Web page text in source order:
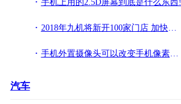
手机上用的2.5D屏幕到底是什么东西!
2018年九机将新开100家门店 加快布局全国化进程!
手机外置摄像头可以改变手机像素吗？!
汽车